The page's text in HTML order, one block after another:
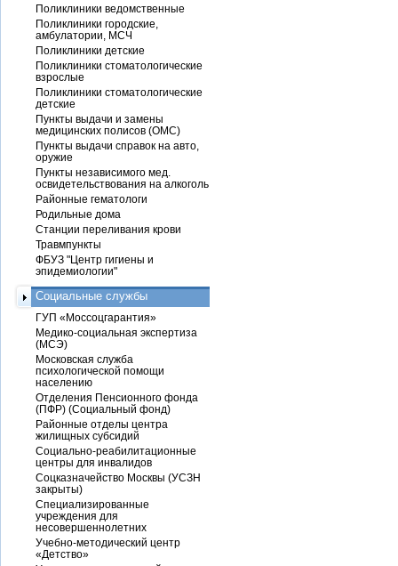
Поликлиники ведомственные
Поликлиники городские,
амбулатории, МСЧ
Поликлиники детские
Поликлиники стоматологические
взрослые
Поликлиники стоматологические
детские
Пункты выдачи и замены
медицинских полисов (ОМС)
Пункты выдачи справок на авто,
оружие
Пункты независимого мед.
освидетельствования на алкоголь
Районные гематологи
Родильные дома
Станции переливания крови
Травмпункты
ФБУЗ "Центр гигиены и
эпидемиологии"
Социальные службы
ГУП «Моссоцгарантия»
Медико-социальная экспертиза
(МСЭ)
Московская служба
психологической помощи
населению
Отделения Пенсионного фонда
(ПФР) (Социальный фонд)
Районные отделы центра
жилищных субсидий
Социально-реабилитационные
центры для инвалидов
Соцказначейство Москвы (УСЗН
закрыты)
Специализированные
учреждения для
несовершеннолетних
Учебно-методический центр
«Детство»